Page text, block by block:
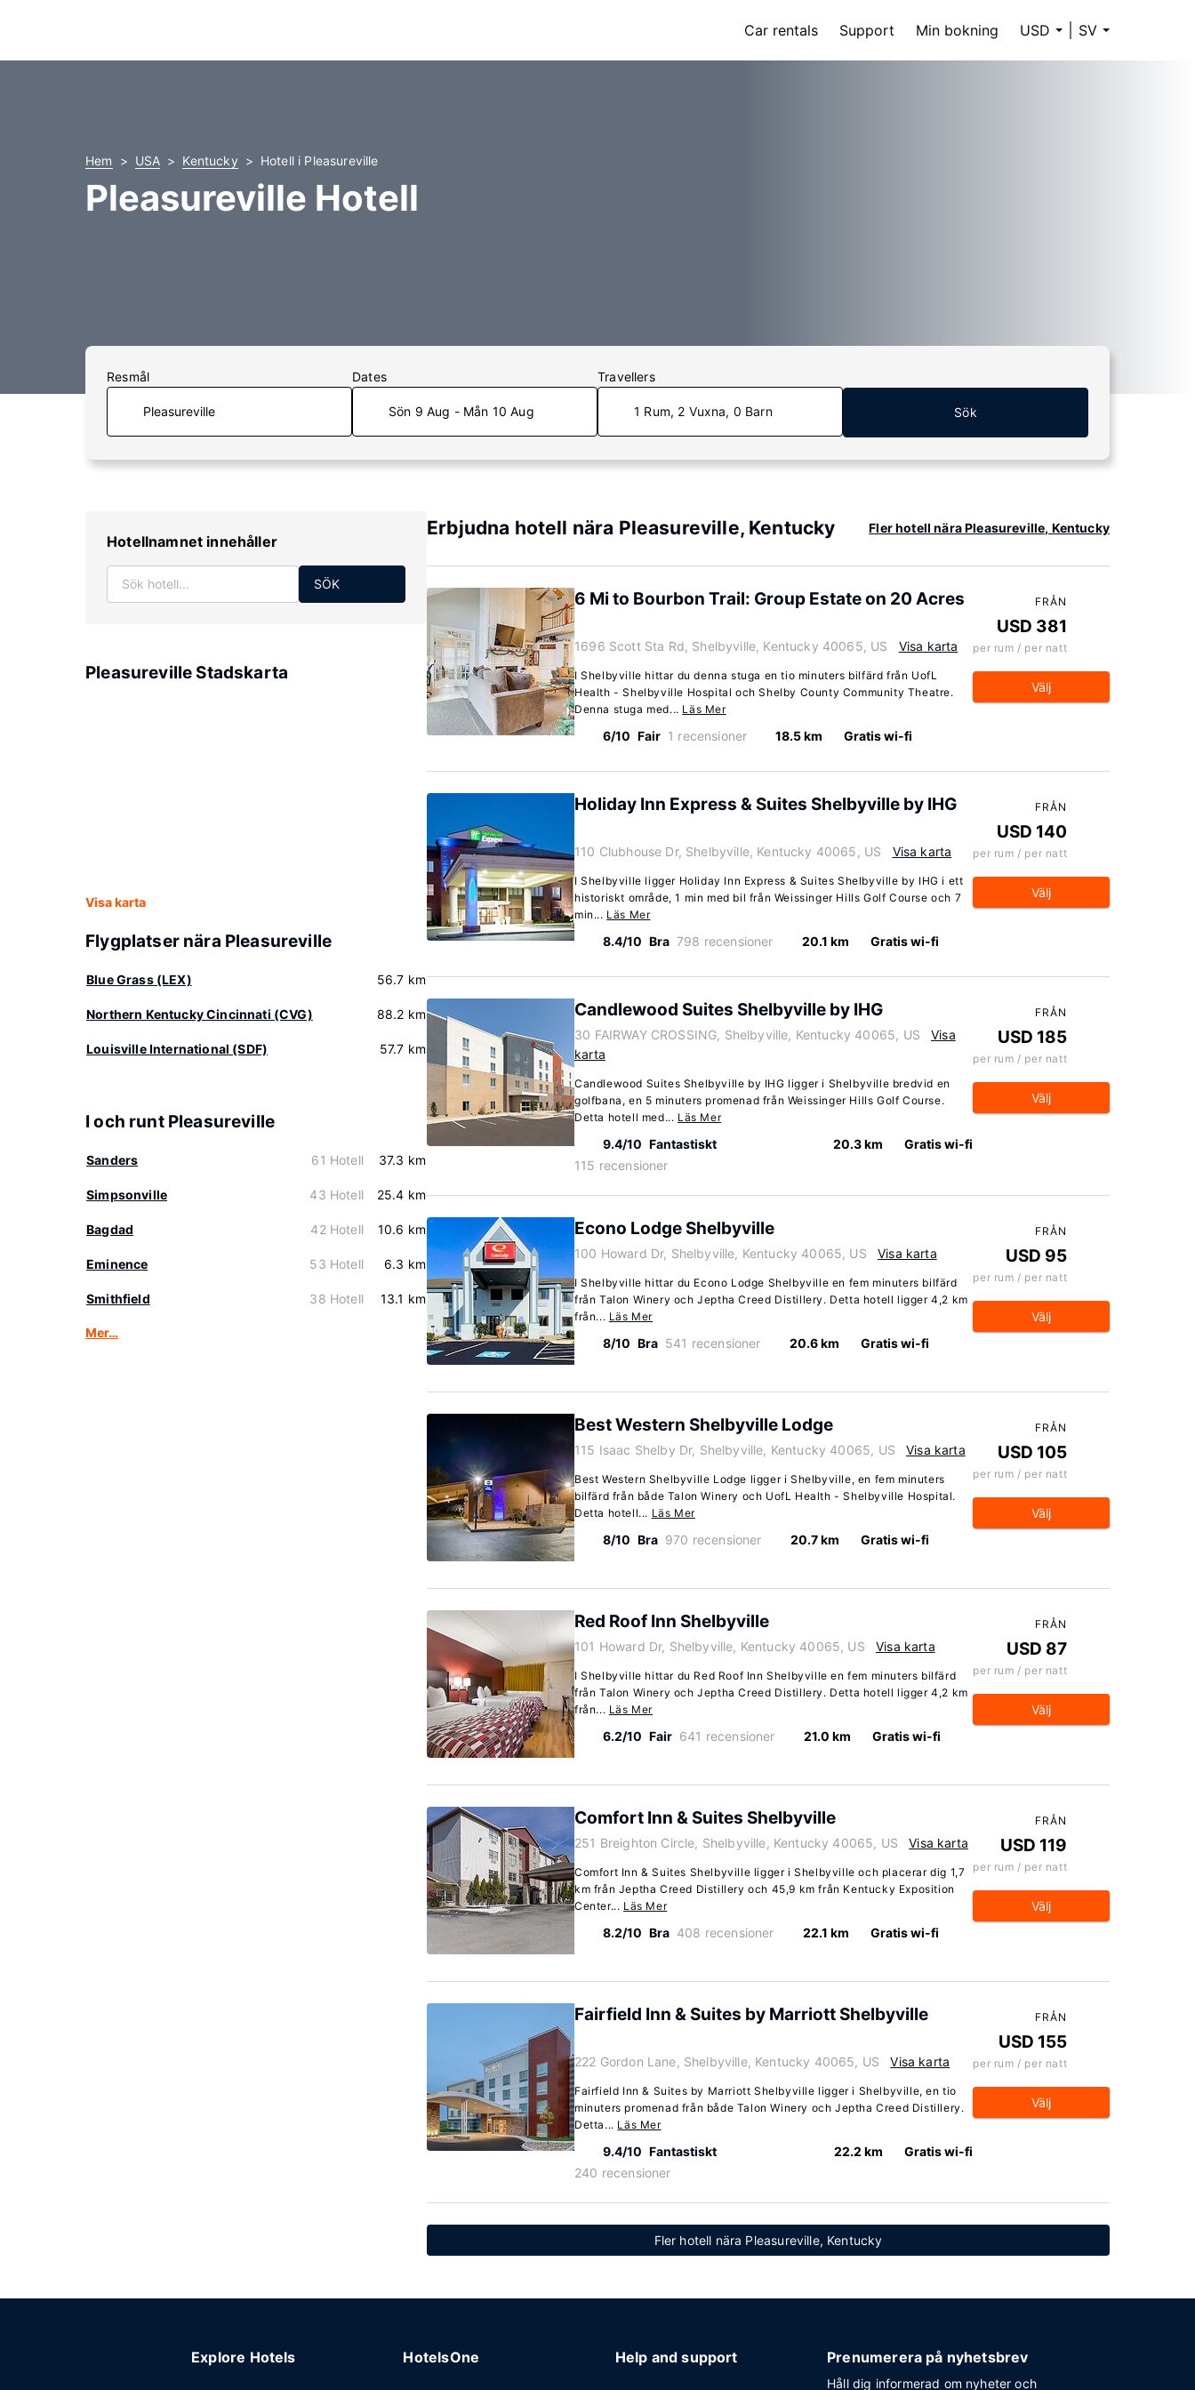
Car rentals Support Min bokning USD SV
Hem USA Kentucky Hotell i Pleasureville
Pleasureville Hotell
Resmål Dates
Sön 9 Aug - Mån 10 Aug
Travellers
1 Rum, 2 Vuxna, 0 Barn Sök
Hotellnamnet innehåller
SÖK
Pleasureville Stadskarta
Visa karta
Flygplatser nära Pleasureville
Blue Grass (LEX) 56.7 km
Northern Kentucky Cincinnati (CVG) 88.2 km
Louisville International (SDF) 57.7 km
I och runt Pleasureville
Sanders 61 Hotell 37.3 km
Simpsonville 43 Hotell 25.4 km
Bagdad 42 Hotell 10.6 km
Eminence 53 Hotell 6.3 km
Smithfield 38 Hotell 13.1 km
Mer…
Erbjudna hotell nära Pleasureville, Kentucky Fler hotell nära Pleasureville, Kentucky
6 Mi to Bourbon Trail: Group Estate on 20 Acres
1696 Scott Sta Rd, Shelbyville, Kentucky 40065, US Visa karta
I Shelbyville hittar du denna stuga en tio minuters bilfärd från UofL
Health - Shelbyville Hospital och Shelby County Community Theatre.
Denna stuga med... Läs Mer
6/10 Fair 1 recensioner 18.5 km Gratis wi-fi
FRÅN
USD 381
per rum / per natt
Välj
Holiday Inn Express & Suites Shelbyville by IHG
110 Clubhouse Dr, Shelbyville, Kentucky 40065, US Visa karta
I Shelbyville ligger Holiday Inn Express & Suites Shelbyville by IHG i ett
historiskt område, 1 min med bil från Weissinger Hills Golf Course och 7
min... Läs Mer
8.4/10 Bra 798 recensioner 20.1 km Gratis wi-fi
FRÅN
USD 140
per rum / per natt
Välj
Candlewood Suites Shelbyville by IHG
30 FAIRWAY CROSSING, Shelbyville, Kentucky 40065, US
Visa
karta
Candlewood Suites Shelbyville by IHG ligger i Shelbyville bredvid en
golfbana, en 5 minuters promenad från Weissinger Hills Golf Course.
Detta hotell med... Läs Mer
9.4/10 Fantastiskt
115 recensioner
20.3 km Gratis wi-fi
FRÅN
USD 185
per rum / per natt
Välj
Econo Lodge Shelbyville
100 Howard Dr, Shelbyville, Kentucky 40065, US Visa karta
I Shelbyville hittar du Econo Lodge Shelbyville en fem minuters bilfärd
från Talon Winery och Jeptha Creed Distillery. Detta hotell ligger 4,2 km
från... Läs Mer
8/10 Bra 541 recensioner 20.6 km Gratis wi-fi
FRÅN
USD 95
per rum / per natt
Välj
Best Western Shelbyville Lodge
115 Isaac Shelby Dr, Shelbyville, Kentucky 40065, US Visa karta
Best Western Shelbyville Lodge ligger i Shelbyville, en fem minuters
bilfärd från både Talon Winery och UofL Health - Shelbyville Hospital.
Detta hotell... Läs Mer
8/10 Bra 970 recensioner 20.7 km Gratis wi-fi
FRÅN
USD 105
per rum / per natt
Välj
Red Roof Inn Shelbyville
101 Howard Dr, Shelbyville, Kentucky 40065, US Visa karta
I Shelbyville hittar du Red Roof Inn Shelbyville en fem minuters bilfärd
från Talon Winery och Jeptha Creed Distillery. Detta hotell ligger 4,2 km
från... Läs Mer
6.2/10 Fair 641 recensioner 21.0 km Gratis wi-fi
FRÅN
USD 87
per rum / per natt
Välj
Comfort Inn & Suites Shelbyville
251 Breighton Circle, Shelbyville, Kentucky 40065, US Visa karta
Comfort Inn & Suites Shelbyville ligger i Shelbyville och placerar dig 1,7
km från Jeptha Creed Distillery och 45,9 km från Kentucky Exposition
Center... Läs Mer
8.2/10 Bra 408 recensioner 22.1 km Gratis wi-fi
FRÅN
USD 119
per rum / per natt
Välj
Fairfield Inn & Suites by Marriott Shelbyville
222 Gordon Lane, Shelbyville, Kentucky 40065, US Visa karta
Fairfield Inn & Suites by Marriott Shelbyville ligger i Shelbyville, en tio
minuters promenad från både Talon Winery och Jeptha Creed Distillery.
Detta... Läs Mer
9.4/10 Fantastiskt
240 recensioner
22.2 km Gratis wi-fi
FRÅN
USD 155
per rum / per natt
Välj
Fler hotell nära Pleasureville, Kentucky
Explore Hotels HotelsOne Help and support Prenumerera på nyhetsbrev
Håll dig informerad om nyheter och